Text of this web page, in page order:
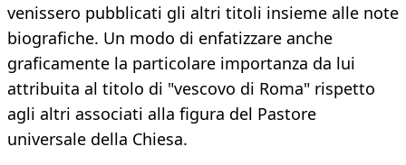
venissero pubblicati gli altri titoli insieme alle note
biografiche. Un modo di enfatizzare anche
graficamente la particolare importanza da lui
attribuita al titolo di "vescovo di Roma" rispetto
agli altri associati alla figura del Pastore
universale della Chiesa.